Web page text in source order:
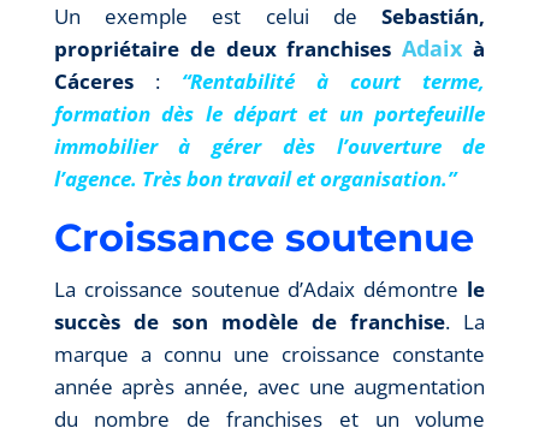
Un exemple est celui deSebastián,
propriétaire de deux franchisesAdaix à
Cáceres: “Rentabilité à court terme,
formation dès le départ et un portefeuille
immobilier à gérer dès l’ouverture de
l’agence. Très bon travail et organisation.”
Croissance soutenue
La croissance soutenue d’Adaix démontre le
succès de son modèle de franchise. La
marque a connu une croissance constante
année après année, avec une augmentation
du nombre de franchises et un volume